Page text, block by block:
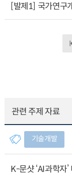
[발제1] 국가연구
관련 주제 자료
기술개발
K-문샷 ‘AI과학자